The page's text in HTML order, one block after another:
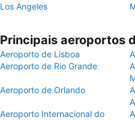
Los Angeles
Principais aeroportos
Aeroporto de Lisboa
Aeroporto de Rio Grande
Aeroporto de Orlando
Aeroporto Internacional do